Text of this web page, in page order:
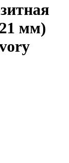
мм)